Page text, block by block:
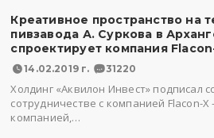
Креативное пространство на
пивзавода А. Суркова в
спроектирует компания
14.02.2019 г. 31220
Холдинг «Аквилон Инвест» подписал
сотрудничестве с компанией Flacon-
компанией,…